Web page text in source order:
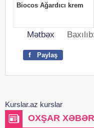
Mətbəx
f Paylaş
Kurslar.az kurslar
OXŞAR